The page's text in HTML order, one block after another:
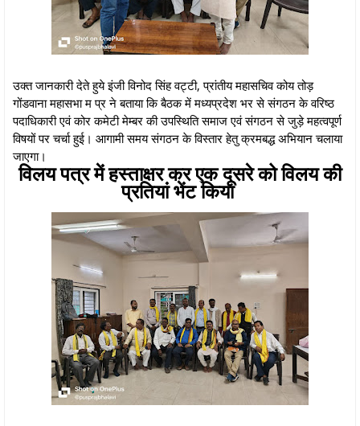
उक्त जानकारी देते हुये इंजी विनोद सिंह वट्टी, प्रांतीय महासचिव कोय तोड़
गोंडवाना महासभा म प्र ने बताया कि बैठक में मध्यप्रदेश भर से संगठन के वरिष्ठ
पदाधिकारी एवं कोर कमेटी मेम्बर की उपस्थिति समाज एवं संगठन से जुड़े महत्वपूर्ण
विषयों पर चर्चा हुई। आगामी समय संगठन के विस्तार हेतु क्रमबद्ध अभियान चलाया
जाएगा।
विलय पत्र में हस्ताक्षर कर एक दूसरे को विलय की
प्रतियां भेंट किया